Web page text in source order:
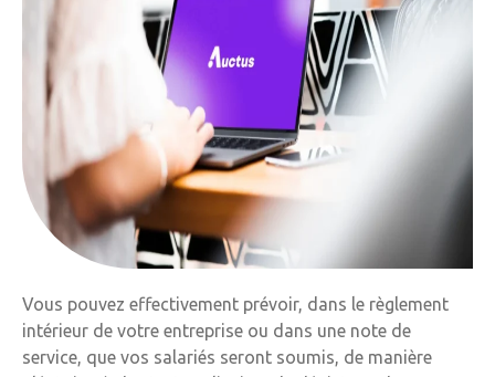
Vous pouvez effectivement prévoir, dans le règlement
intérieur de votre entreprise ou dans une note de
service, que vos salariés seront soumis, de manière